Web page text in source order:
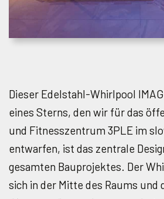
Dieser Edelstahl-Whirlpool
eines Sterns, den wir für das
und Fitnesszentrum 3PLE im
entwarfen, ist das zentrale
gesamten Bauprojektes. Der
sich in der Mitte des Raums und